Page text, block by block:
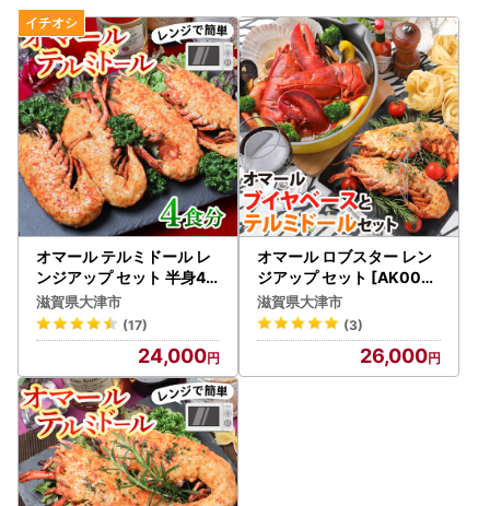
【書類について】
ワンストップ特例申請書と寄附金受領証明書は、返礼品と別
にお送りいたします。
ワンストップ特例申請書と寄附金受領証明書は、入金確認
後、注文内容確認画面の【注文者情報】に記載の住所に申込
完了日から2週間程度で発送いたします。
【ワンストップについて】
・提出期限：翌年の1月10日必着
・必要書類：ワンストップ特例申請書
マイナンバー確認書類（例：個人番号カードや
通知カード等）
本人確認書類（例：運転免許証の写し等）
・お問い合わせ先：委託事業者名 株式会社HAQTSUYA
（ハックツヤ）
大津市ふるさと納税担当
TEL：050-3645-2283
MAIL：contact-otsu@orebo.jp
平日9:30～17:30(土日祝除く)
オマール テルミドール レ
ンジアップ セット 半身4
個(オマール海老 × 2尾) [A
K005] | ロブスター
滋賀県大津市
(17)
24,000
オマール ロブスター レン
ジアップ セット [AK004]
/ ブイヤベース テルミドー
ル
滋賀県大津市
(3)
26,000